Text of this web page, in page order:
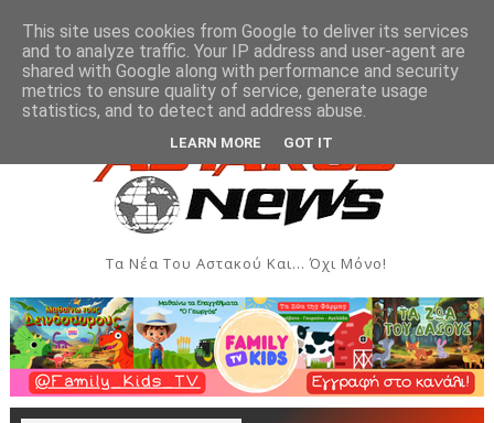
- Αύγουστος 2026 ΑΣΤΑΚΌΣ Όρθρος και Θεία
Τα Νέα Του Αστακού Και... Όχι Μόνο!
This site uses cookies from Google to deliver its services
and to analyze traffic. Your IP address and user-agent are
shared with Google along with performance and security
metrics to ensure quality of service, generate usage
statistics, and to detect and address abuse.
LEARN MORE GOT IT